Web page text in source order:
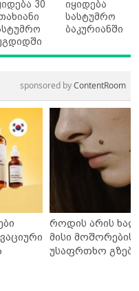
30
იყიდება
სასტუმრო
ბაკურიანში
sponsored byContentRoom
როდის არის
მისი მოშორების
უსაფრთხო გზები